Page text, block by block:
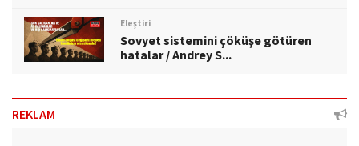
Eleştiri
Sovyet sistemini çöküşe götüren
hatalar / Andrey S...
REKLAM